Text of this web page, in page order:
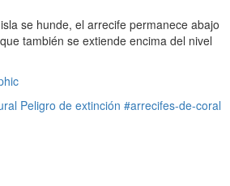
se hunde, el arrecife permanece abajo
también se extiende encima del nivel
Peligro de extinción #arrecifes-de-coral